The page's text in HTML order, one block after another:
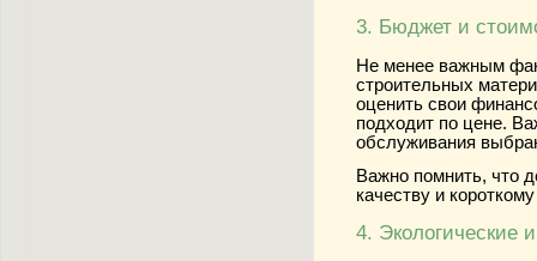
3. Бюджет и
Не менее важным
строительных
оценить свои
подходит по цене.
обслуживания
Важно помнить, что
качеству и
4. Экологические